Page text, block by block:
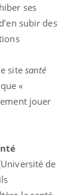
ses
subir des
site santé
«
jouer
de